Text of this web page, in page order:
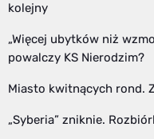
kolejny
„Więcej ubytków niż
powalczy KS Nierodzim?
Miasto kwitnących rond.
„Syberia” zniknie.